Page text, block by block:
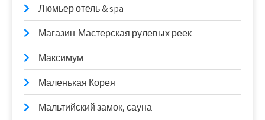
Люмьер отель & spa
Магазин-Мастерская рулевых реек
Максимум
Маленькая Корея
Мальтийский замок, сауна